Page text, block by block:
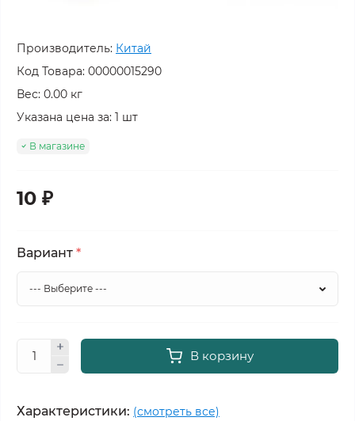
Производитель: Китай
Код Товара: 00000015290
Вес: 0.00 кг
Указана цена за: 1 шт
В магазине
10 ₽
Вариант *
В корзину
Характеристики: (смотреть все)